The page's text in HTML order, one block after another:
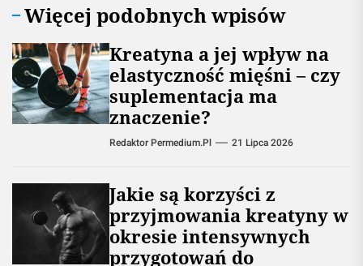
Więcej podobnych wpisów
Kreatyna a jej wpływ na
elastyczność mięśni – czy
suplementacja ma
znaczenie?
Redaktor Permedium.pl 21 Lipca 2026
Jakie są korzyści z
przyjmowania kreatyny w
okresie intensywnych
przygotowań do